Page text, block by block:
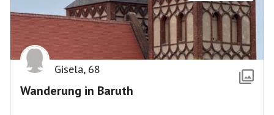
Gisela, 68
Wanderung in Baruth